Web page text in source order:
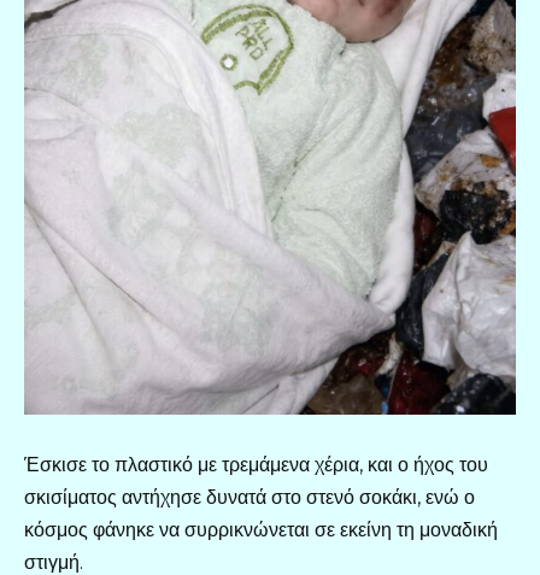
Έσκισε το πλαστικό με τρεμάμενα χέρια, και ο ήχος του
σκισίματος αντήχησε δυνατά στο στενό σοκάκι, ενώ ο
κόσμος φάνηκε να συρρικνώνεται σε εκείνη τη μοναδική
στιγμή.